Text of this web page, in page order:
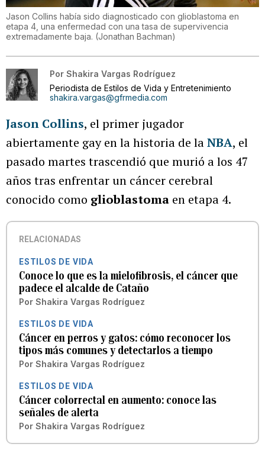
Jason Collins había sido diagnosticado con glioblastoma en
etapa 4, una enfermedad con una tasa de supervivencia
extremadamente baja. (Jonathan Bachman)
Por Shakira Vargas Rodríguez
Periodista de Estilos de Vida y Entretenimiento
shakira.vargas@gfrmedia.com
Jason Collins, el primer jugador
abiertamente gay en la historia de laNBA, el
pasado martes trascendió que murió a los 47
años tras enfrentar un cáncer cerebral
conocido como glioblastoma en etapa 4.
RELACIONADAS
ESTILOS DE VIDA
Conoce lo que es la mielofibrosis, el cáncer que
padece el alcalde de Cataño
Por Shakira Vargas Rodríguez
ESTILOS DE VIDA
Cáncer en perros y gatos: cómo reconocer los
tipos más comunes y detectarlos a tiempo
Por Shakira Vargas Rodríguez
ESTILOS DE VIDA
Cáncer colorrectal en aumento: conoce las
señales de alerta
Por Shakira Vargas Rodríguez